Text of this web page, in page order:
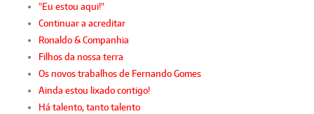
"Eu estou aqui!"
Continuar a acreditar
Ronaldo & Companhia
Filhos da nossa terra
Os novos trabalhos de Fernando Gomes
Ainda estou lixado contigo!
Há talento, tanto talento